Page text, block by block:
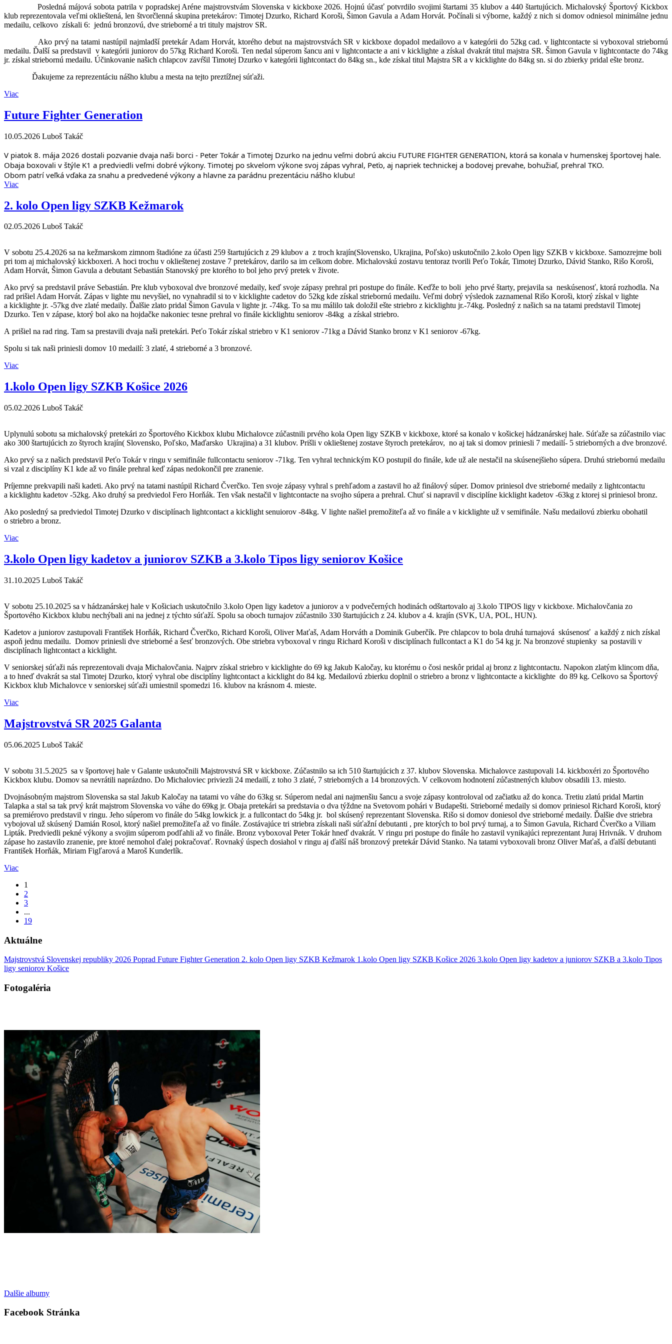
Posledná májová sobota patrila v popradskej Aréne majstrovstvám Slovenska v kickboxe 2026. Hojnú účasť potvrdilo svojimi štartami 35 klubov a 440 štartujúcich. Michalovský Športový Kickbox
klub reprezentovala veľmi oklieštená, len štvorčlenná skupina pretekárov: Timotej Dzurko, Richard Koroši, Šimon Gavula a Adam Horvát. Počínali si výborne, každý z nich si domov odniesol minimálne jednu
medailu, celkovo získali 6: jednú bronzovú, dve strieborné a tri tituly majstrov SR.
Ako prvý na tatami nastúpil najmladší pretekár Adam Horvát, ktorého debut na majstrovstvách SR v kickboxe dopadol medailovo a v kategórii do 52kg cad. v lightcontacte si vyboxoval striebornú
medailu. Ďalší sa predstavil v kategórii juniorov do 57kg Richard Koroši. Ten nedal súperom šancu ani v lightcontacte a ani v kicklighte a získal dvakrát titul majstra SR. Šimon Gavula v lightcontacte do 74kg
jr. získal striebornú medailu. Účinkovanie našich chlapcov zavŕšil Timotej Dzurko v kategórii lightcontact do 84kg sn., kde získal titul Majstra SR a v kicklighte do 84kg sn. si do zbierky pridal ešte bronz.
Ďakujeme za reprezentáciu nášho klubu a mesta na tejto preztížnej súťaži.
Viac
Future Fighter Generation
10.05.2026 Luboš Takáč
V piatok 8. mája 2026 dostali pozvanie dvaja naši borci - Peter Tokár a Timotej Dzurko na jednu veľmi dobrú akciu FUTURE FIGHTER GENERATION, ktorá sa konala v humenskej športovej hale.
Obaja boxovali v štýle K1 a predviedli veľmi dobré výkony. Timotej po skvelom výkone svoj zápas vyhral, Peťo, aj napriek technickej a bodovej prevahe, bohužiaľ, prehral TKO.
Obom patrí veľká vďaka za snahu a predvedené výkony a hlavne za parádnu prezentáciu nášho klubu!
Viac
2. kolo Open ligy SZKB Kežmarok
02.05.2026 Luboš Takáč
V sobotu 25.4.2026 sa na kežmarskom zimnom štadióne za účasti 259 štartujúcich z 29 klubov a z troch krajín(Slovensko, Ukrajina, Poľsko) uskutočnilo 2.kolo Open ligy SZKB v kickboxe. Samozrejme boli
pri tom aj michalovský kickboxeri. A hoci trochu v oklieštenej zostave 7 pretekárov, darilo sa im celkom dobre. Michalovskú zostavu tentoraz tvorili Peťo Tokár, Timotej Dzurko, Dávid Stanko, Rišo Koroši,
Adam Horvát, Šimon Gavula a debutant Sebastián Stanovský pre ktorého to bol jeho prvý pretek v živote.
Ako prvý sa predstavil práve Sebastián. Pre klub vyboxoval dve bronzové medaily, keď svoje zápasy prehral pri postupe do finále. Keďže to boli jeho prvé štarty, prejavila sa neskúsenosť, ktorá rozhodla. Na
rad prišiel Adam Horvát. Zápas v lighte mu nevyšiel, no vynahradil si to v kicklighte cadetov do 52kg kde získal striebornú medailu. Veľmi dobrý výsledok zaznamenal Rišo Koroši, ktorý získal v lighte
a kicklighte jr. -57kg dve zlaté medaily. Ďalšie zlato pridal Šimon Gavula v lighte jr. -74kg. To sa mu málilo tak doložil ešte striebro z kicklightu jr.-74kg. Posledný z našich sa na tatami predstavil Timotej
Dzurko. Ten v zápase, ktorý bol ako na hojdačke nakoniec tesne prehral vo finále kicklightu seniorov -84kg a získal striebro.
A prišiel na rad ring. Tam sa prestavili dvaja naši pretekári. Peťo Tokár získal striebro v K1 seniorov -71kg a Dávid Stanko bronz v K1 seniorov -67kg.
Spolu si tak naši priniesli domov 10 medailí: 3 zlaté, 4 strieborné a 3 bronzové.
Viac
1.kolo Open ligy SZKB Košice 2026
05.02.2026 Luboš Takáč
Uplynulú sobotu sa michalovský pretekári zo Športového Kickbox klubu Michalovce zúčastnili prvého kola Open ligy SZKB v kickboxe, ktoré sa konalo v košickej hádzanárskej hale. Súťaže sa zúčastnilo viac
ako 300 štartujúcich zo štyroch krajín( Slovensko, Poľsko, Maďarsko Ukrajina) a 31 klubov. Prišli v oklieštenej zostave štyroch pretekárov, no aj tak si domov priniesli 7 medailí- 5 strieborných a dve bronzové.
Ako prvý sa z našich predstavil Peťo Tokár v ringu v semifinále fullcontactu seniorov -71kg. Ten vyhral technickým KO postupil do finále, kde už ale nestačil na skúsenejšieho súpera. Druhú striebornú medailu
si vzal z disciplíny K1 kde až vo finále prehral keď zápas nedokončil pre zranenie.
Príjemne prekvapili naši kadeti. Ako prvý na tatami nastúpil Richard Čverčko. Ten svoje zápasy vyhral s prehľadom a zastavil ho až finálový súper. Domov priniesol dve strieborné medaily z lightcontactu
a kicklightu kadetov -52kg. Ako druhý sa predviedol Fero Horňák. Ten však nestačil v lightcontacte na svojho súpera a prehral. Chuť si napravil v disciplíne kicklight kadetov -63kg z ktorej si priniesol bronz.
Ako posledný sa predviedol Timotej Dzurko v disciplínach lightcontact a kicklight senuiorov -84kg. V lighte našiel premožiteľa až vo finále a v kicklighte už v semifinále. Našu medailovú zbierku obohatil
o striebro a bronz.
Viac
3.kolo Open ligy kadetov a juniorov SZKB a 3.kolo Tipos ligy seniorov Košice
31.10.2025 Luboš Takáč
V sobotu 25.10.2025 sa v hádzanárskej hale v Košiciach uskutočnilo 3.kolo Open ligy kadetov a juniorov a v podvečerných hodinách odštartovalo aj 3.kolo TIPOS ligy v kickboxe. Michalovčania zo
Športového Kickbox klubu nechýbali ani na jednej z týchto súťaží. Spolu sa oboch turnajov zúčastnilo 330 štartujúcich z 24. klubov a 4. krajín (SVK, UA, POL, HUN).
Kadetov a juniorov zastupovali František Horňák, Richard Čverčko, Richard Koroši, Oliver Maťaš, Adam Horváth a Dominik Guberčík. Pre chlapcov to bola druhá turnajová skúsenosť a každý z nich získal
aspoň jednu medailu. Domov priniesli dve strieborné a šesť bronzových. Obe striebra vyboxoval v ringu Richard Koroši v disciplínach fullcontact a K1 do 54 kg jr. Na bronzové stupienky sa postavili v
disciplínach lightcontact a kicklight.
V seniorskej súťaži nás reprezentovali dvaja Michalovčania. Najprv získal striebro v kicklighte do 69 kg Jakub Kaločay, ku ktorému o čosi neskôr pridal aj bronz z lightcontactu. Napokon zlatým klincom dňa,
a to hneď dvakrát sa stal Timotej Dzurko, ktorý vyhral obe disciplíny lightcontact a kicklight do 84 kg. Medailovú zbierku doplnil o striebro a bronz v lightcontacte a kicklighte do 89 kg. Celkovo sa Športový
Kickbox klub Michalovce v seniorskej súťaži umiestnil spomedzi 16. klubov na krásnom 4. mieste.
Viac
Majstrovstvá SR 2025 Galanta
05.06.2025 Luboš Takáč
V sobotu 31.5.2025 sa v športovej hale v Galante uskutočnili Majstrovstvá SR v kickboxe. Zúčastnilo sa ich 510 štartujúcich z 37. klubov Slovenska. Michalovce zastupovali 14. kickboxéri zo Športového
Kickbox klubu. Domov sa nevrátili naprázdno. Do Michaloviec priviezli 24 medailí, z toho 3 zlaté, 7 strieborných a 14 bronzových. V celkovom hodnotení zúčastnených klubov obsadili 13. miesto.
Dvojnásobným majstrom Slovenska sa stal Jakub Kaločay na tatami vo váhe do 63kg sr. Súperom nedal ani najmenšiu šancu a svoje zápasy kontroloval od začiatku až do konca. Tretiu zlatú pridal Martin
Talapka a stal sa tak prvý krát majstrom Slovenska vo váhe do 69kg jr. Obaja pretekári sa predstavia o dva týždne na Svetovom pohári v Budapešti. Strieborné medaily si domov priniesol Richard Koroši, ktorý
sa premiérovo predstavil v ringu. Jeho súperom vo finále do 54kg lowkick jr. a fullcontact do 54kg jr. bol skúsený reprezentant Slovenska. Rišo si domov doniesol dve strieborné medaily. Ďalšie dve striebra
vybojoval už skúsený Damián Rosol, ktorý našiel premožiteľa až vo finále. Zostávajúce tri striebra získali naši súťažní debutanti , pre ktorých to bol prvý turnaj, a to Šimon Gavula, Richard Čverčko a Viliam
Lipták. Predviedli pekné výkony a svojim súperom podľahli až vo finále. Bronz vyboxoval Peter Tokár hneď dvakrát. V ringu pri postupe do finále ho zastavil vynikajúci reprezentant Juraj Hrivnák. V druhom
zápase ho zastavilo zranenie, pre ktoré nemohol ďalej pokračovať. Rovnaký úspech dosiahol v ringu aj ďalší náš bronzový pretekár Dávid Stanko. Na tatami vyboxovali bronz Oliver Maťaš, a ďalší debutanti
František Horňák, Miriam Figľarová a Maroš Kunderlík.
Viac
1
2
3
...
19
Aktuálne
Majstrovstvá Slovenskej republiky 2026 Poprad Future Fighter Generation 2. kolo Open ligy SZKB Kežmarok 1.kolo Open ligy SZKB Košice 2026 3.kolo Open ligy kadetov a juniorov SZKB a 3.kolo Tipos
ligy seniorov Košice
Fotogaléria
Dalšie albumy
Facebook Stránka